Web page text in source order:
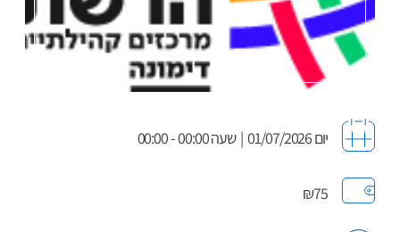
יום 01/07/2026 | שעה 00:00 - 00:00
₪75